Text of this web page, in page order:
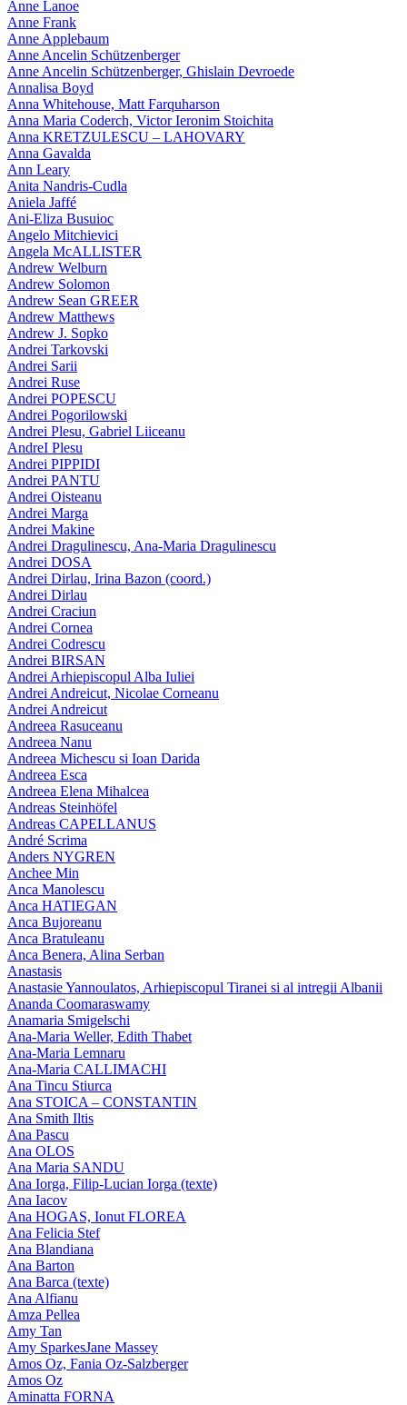
Anne Lanoe
Anne Frank
Anne Applebaum
Anne Ancelin Schützenberger
Anne Ancelin Schützenberger, Ghislain Devroede
Annalisa Boyd
Anna Whitehouse, Matt Farquharson
Anna Maria Coderch, Victor Ieronim Stoichita
Anna KRETZULESCU – LAHOVARY
Anna Gavalda
Ann Leary
Anita Nandris-Cudla
Aniela Jaffé
Ani-Eliza Busuioc
Angelo Mitchievici
Angela McALLISTER
Andrew Welburn
Andrew Solomon
Andrew Sean GREER
Andrew Matthews
Andrew J. Sopko
Andrei Tarkovski
Andrei Sarii
Andrei Ruse
Andrei POPESCU
Andrei Pogorilowski
Andrei Plesu, Gabriel Liiceanu
AndreI Plesu
Andrei PIPPIDI
Andrei PANTU
Andrei Oisteanu
Andrei Marga
Andrei Makine
Andrei Dragulinescu, Ana-Maria Dragulinescu
Andrei DOSA
Andrei Dirlau, Irina Bazon (coord.)
Andrei Dirlau
Andrei Craciun
Andrei Cornea
Andrei Codrescu
Andrei BIRSAN
Andrei Arhiepiscopul Alba Iuliei
Andrei Andreicut, Nicolae Corneanu
Andrei Andreicut
Andreea Rasuceanu
Andreea Nanu
Andreea Michescu si Ioan Darida
Andreea Esca
Andreea Elena Mihalcea
Andreas Steinhöfel
Andreas CAPELLANUS
André Scrima
Anders NYGREN
Anchee Min
Anca Manolescu
Anca HATIEGAN
Anca Bujoreanu
Anca Bratuleanu
Anca Benera, Alina Serban
Anastasis
Anastasie Yannoulatos, Arhiepiscopul Tiranei si al intregii Albanii
Ananda Coomaraswamy
Anamaria Smigelschi
Ana-Maria Weller, Edith Thabet
Ana-Maria Lemnaru
Ana-Maria CALLIMACHI
Ana Tincu Stiurca
Ana STOICA – CONSTANTIN
Ana Smith Iltis
Ana Pascu
Ana OLOS
Ana Maria SANDU
Ana Iorga, Filip-Lucian Iorga (texte)
Ana Iacov
Ana HOGAS, Ionut FLOREA
Ana Felicia Stef
Ana Blandiana
Ana Barton
Ana Barca (texte)
Ana Alfianu
Amza Pellea
Amy Tan
Amy SparkesJane Massey
Amos Oz, Fania Oz-Salzberger
Amos Oz
Aminatta FORNA